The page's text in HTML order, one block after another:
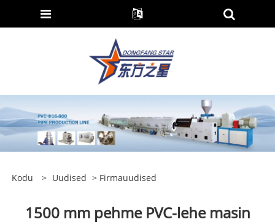
Kodu > Uudised > Firmauudised
1500 mm pehme PVC-lehe masin